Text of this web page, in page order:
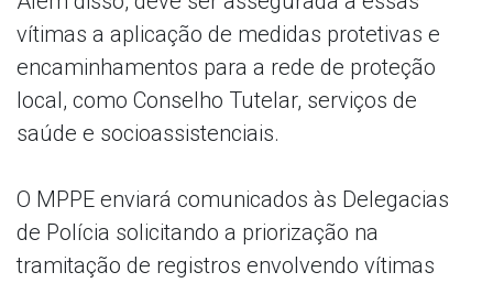
vítimas a aplicação de medidas protetivas e
encaminhamentos para a rede de proteção
local, como Conselho Tutelar, serviços de
saúde e socioassistenciais.
O MPPE enviará comunicados às Delegacias
de Polícia solicitando a priorização na
tramitação de registros envolvendo vítimas